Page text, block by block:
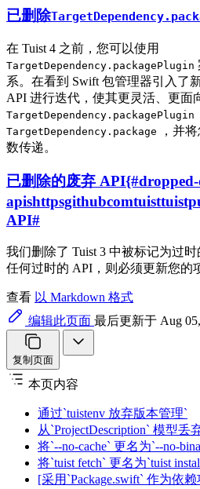
已删除
在 Tuist 4 之前，您可以使用
TargetDependency.packagePlugin
系。在看到 Swift 包管理器引入了
API 进行迭代，使其更灵活、更面
TargetDependency.packagePlugin
TargetDependency.package
，并
数传递。
已删除的废弃 API{#dropped-
API#
我们删除了 Tuist 3 中被标记为过
任何过时的 API，则必须更新您的
查看 以 Markdown 格式
编辑此页面 最后更新于 Aug
复制页面
本页内容
通过`tuistenv 放弃版本管理`
从`ProjectDescription` 模型丢
将`--no-cache` 更名为`--no-
将`tuist fetch` 更名为`tuist
[采用`Package.swift` 作为依